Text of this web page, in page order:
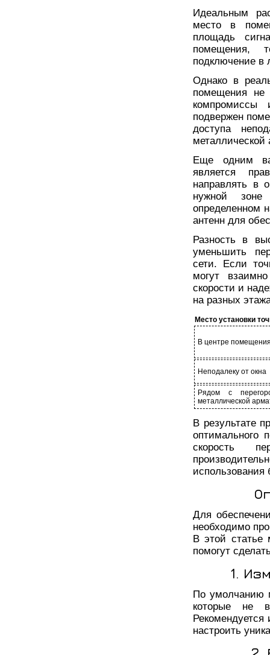
Идеальным
место в
площадь
помещения,
подключение в
Однако в
помещения не
компромиссы
подвержен
доступа
металлической
Еще одним
является
направлять в
нужной зоне
определенном
антенн для
Разность в
уменьшить
сети. Если
могут
скорости и
на разных
Место установки
В центре
Неподалеку от окна
Рядом с
металлической
В результате
оптимального
скорость
использования
Для
необходимо
В этой статье
помогут
1.
По умолчанию
которые не
Рекомендуется
настроить